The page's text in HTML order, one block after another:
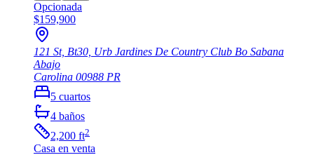
Opcionada
$159,900
121 St, Bt30, Urb Jardines De Country Club Bo Sabana
Abajo
Carolina 00988 PR
5 cuartos
4 baños
2,200 ft2
Casa en venta